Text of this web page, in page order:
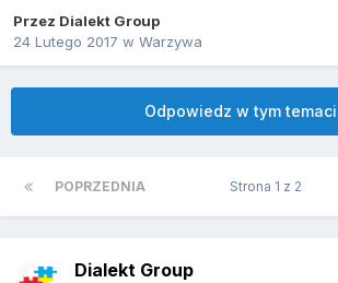
Przez Dialekt Group
24 Lutego 2017 w Warzywa
Odpowiedz w tym
POPRZEDNIA Strona 1 z 2
Dialekt Group